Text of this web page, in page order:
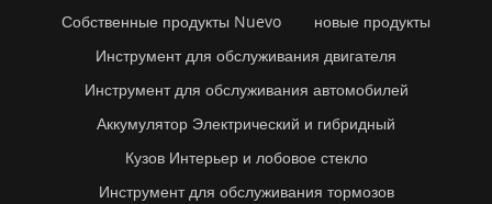
Собственные продукты Nuevo
новые продукты
Инструмент для обслуживания двигателя
Инструмент для обслуживания автомобилей
Аккумулятор Электрический и гибридный
Кузов Интерьер и лобовое стекло
Инструмент для обслуживания тормозов